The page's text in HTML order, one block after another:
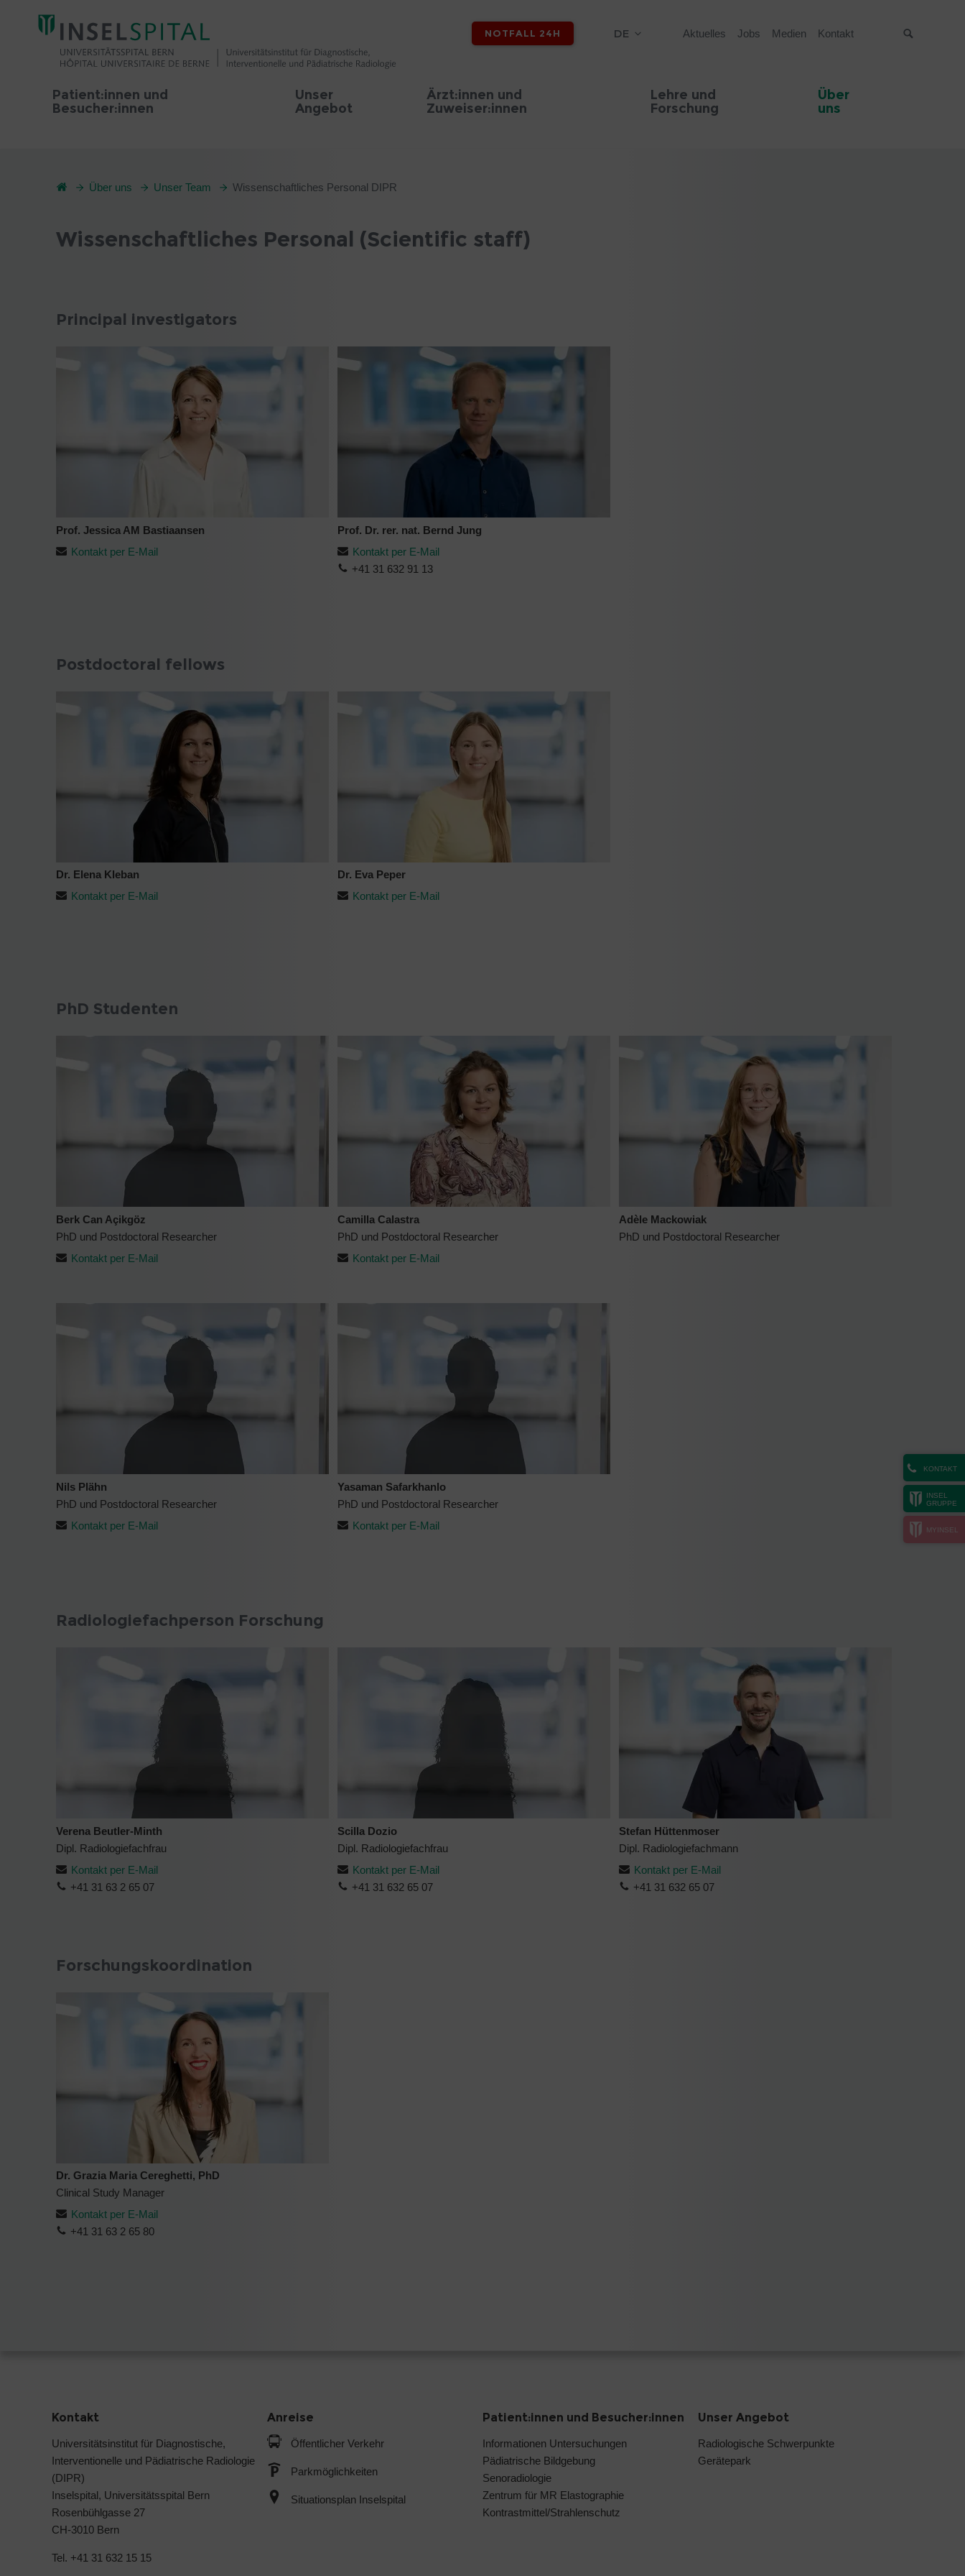
NOTFALL 24H DE Aktuelles Jobs Medien Kontakt
Patient:innen und
Besucher:innen
Unser
Angebot
Ärzt:innen und
Zuweiser:innen
Lehre und
Forschung
Über
uns
KONTAKT
INSEL
GRUPPE
MYINSEL
Über uns Unser Team Wissenschaftliches Personal DIPR
Wissenschaftliches Personal (Scientific staff)
Principal investigators
Prof. Jessica AM Bastiaansen
Kontakt per E-Mail
Prof. Dr. rer. nat. Bernd Jung
Kontakt per E-Mail
+41 31 632 91 13
Postdoctoral fellows
Dr. Elena Kleban
Kontakt per E-Mail
Dr. Eva Peper
Kontakt per E-Mail
PhD Studenten
Berk Can Açikgöz
PhD und Postdoctoral Researcher
Kontakt per E-Mail
Camilla Calastra
PhD und Postdoctoral Researcher
Kontakt per E-Mail
Adèle Mackowiak
PhD und Postdoctoral Researcher
Nils Plähn
PhD und Postdoctoral Researcher
Kontakt per E-Mail
Yasaman Safarkhanlo
PhD und Postdoctoral Researcher
Kontakt per E-Mail
Radiologiefachperson Forschung
Verena Beutler-Minth
Dipl. Radiologiefachfrau
Kontakt per E-Mail
+41 31 63 2 65 07
Scilla Dozio
Dipl. Radiologiefachfrau
Kontakt per E-Mail
+41 31 632 65 07
Stefan Hüttenmoser
Dipl. Radiologiefachmann
Kontakt per E-Mail
+41 31 632 65 07
Forschungskoordination
Dr. Grazia Maria Cereghetti, PhD
Clinical Study Manager
Kontakt per E-Mail
+41 31 63 2 65 80
Kontakt
Universitätsinstitut für Diagnostische,
Interventionelle und Pädiatrische Radiologie
(DIPR)
Inselspital, Universitätsspital Bern
Rosenbühlgasse 27
CH-3010 Bern
Tel. +41 31 632 15 15
Anreise
Öffentlicher Verkehr
Parkmöglichkeiten
Situationsplan Inselspital
Patient:innen und Besucher:innen
Informationen Untersuchungen
Pädiatrische Bildgebung
Senoradiologie
Zentrum für MR Elastographie
Kontrastmittel/Strahlenschutz
Unser Angebot
Radiologische Schwerpunkte
Gerätepark